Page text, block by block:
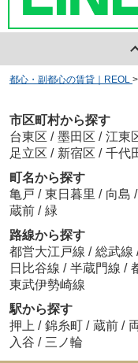
都心・副都心の賃貸｜REOL >
市区町村から探す
台東区 / 墨田区 / 江東
足立区 / 新宿区 / 千代
町名から探す
亀戸 / 東日暮里 / 向島 /
蔵前 / 緑
路線から探す
都営大江戸線 / 総武線
日比谷線 / 半蔵門線 /
東武伊勢崎線
駅から探す
押上 / 錦糸町 / 蔵前 /
入谷 / 三ノ輪